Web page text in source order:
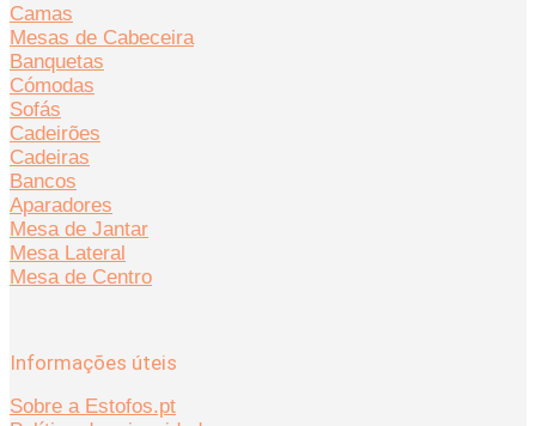
Camas
Mesas de Cabeceira
Banquetas
Cómodas
Sofás
Cadeirões
Cadeiras
Bancos
Aparadores
Mesa de Jantar
Mesa Lateral
Mesa de Centro
Informações úteis
Sobre a Estofos.pt